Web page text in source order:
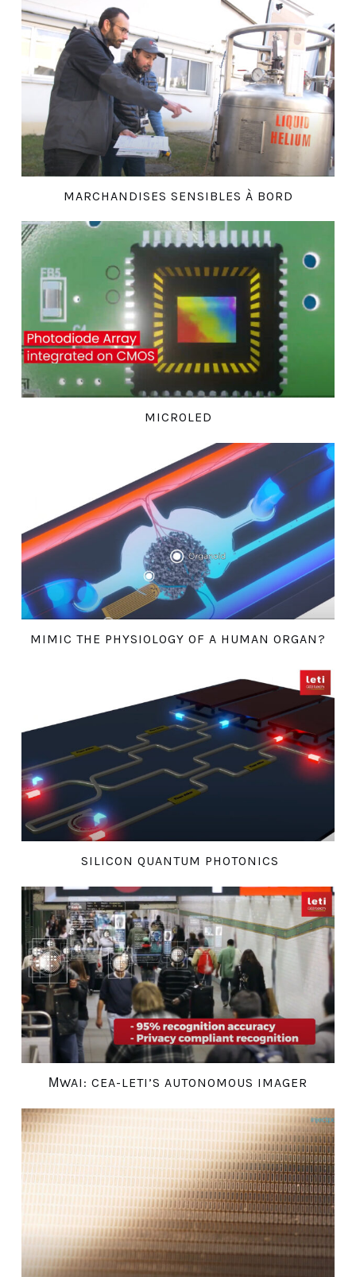
MARCHANDISES SENSIBLES À BORD
MICROLED
MIMIC THE PHYSIOLOGY OF A HUMAN ORGAN?
SILICON QUANTUM PHOTONICS
ΜWAI: CEA-LETI’S AUTONOMOUS IMAGER